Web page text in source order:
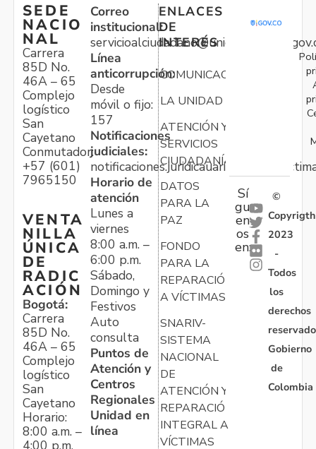
SEDE
NACIO
NAL
Carrera
85D No.
46A – 65
Complejo
logístico
San
Cayetano
Conmutador:
+57 (601)
7965150
VENTA
NILLA
ÚNICA
DE
RADIC
ACIÓN
Bogotá:
Carrera
85D No.
46A – 65
Complejo
logístico
San
Cayetano
Horario:
8:00 a.m. –
4:00 p.m.
Correo
institucional:
Línea
anticorrupción:
Desde
móvil o fijo:
157
Notificaciones
judiciales:
Horario de
atención
Lunes a
viernes
8:00 a.m. –
6:00 p.m.
Sábado,
Domingo y
Festivos
Auto
consulta
Puntos de
Atención y
Centros
Regionales
Unidad en
línea
ENLACES
DE
INTERÉS
COMUNICACIONES
LA UNIDAD
ATENCIÓN Y
SERVICIOS
CIUDADANÍA
DATOS
PARA LA
PAZ
FONDO
PARA LA
REPARACIÓN
A VÍCTIMAS
SNARIV-
SISTEMA
NACIONAL
DE
ATENCIÓN Y
REPARACIÓN
INTEGRAL A
VÍCTIMAS
Sí
gu
en
os
en:
©
Copyrigth
2023
-
Todos
los
derechos
Gobierno
de
Colombia